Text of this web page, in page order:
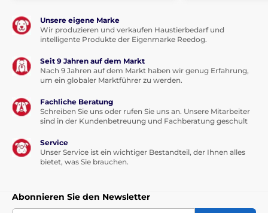
Unsere eigene Marke
Wir produzieren und verkaufen Haustierbedarf und
intelligente Produkte der Eigenmarke Reedog.
Seit 9 Jahren auf dem Markt
Nach 9 Jahren auf dem Markt haben wir genug Erfahrung,
um ein globaler Marktführer zu werden.
Fachliche Beratung
Schreiben Sie uns oder rufen Sie uns an. Unsere Mitarbeiter
sind in der Kundenbetreuung und Fachberatung geschult
Service
Unser Service ist ein wichtiger Bestandteil, der Ihnen alles
bietet, was Sie brauchen.
Abonnieren Sie den Newsletter